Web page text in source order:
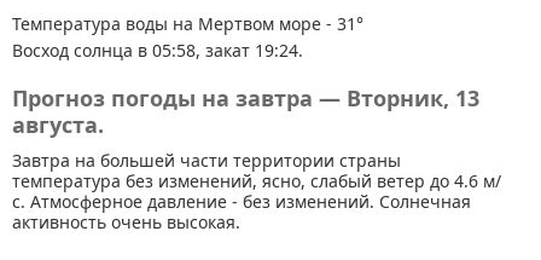
Температура воды на Мертвом море - 31°
Восход солнца в 05:58, закат 19:24.
Прогноз погоды на завтра — Вторник, 13
августа.
Завтра на большей части территории страны
температура без изменений, ясно, слабый ветер до 4.6 м/
с. Атмосферное давление - без изменений. Солнечная
активность очень высокая.